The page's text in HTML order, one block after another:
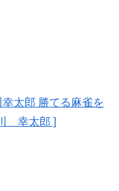
太郎 勝てる麻雀を
幸太郎 ]